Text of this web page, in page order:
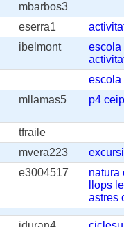
mbarbos3
eserra1
ibelmont
escola
escola
mllamas5 p4
tfraile
mvera223
e3004517 natura
llops
astres